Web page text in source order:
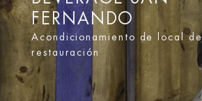
FERNANDO
Acondicionamiento de local de
restauración